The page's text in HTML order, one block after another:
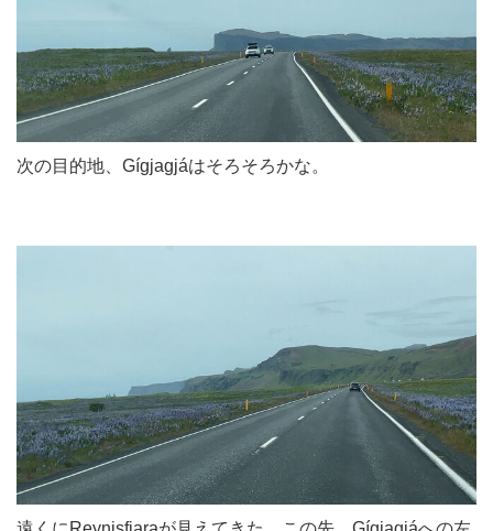
次の目的地、Gígjagjáはそろそろかな。